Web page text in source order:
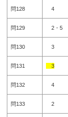
問128 4
問129 2・5
問130 3
問131 3
問132 4
問133 2